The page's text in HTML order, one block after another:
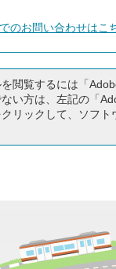
のお問い合わせはこ
閲覧するには「
い方は、左記の「
リックして、ソフ